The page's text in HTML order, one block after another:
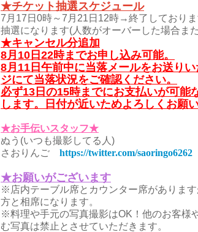
★チケット抽選スケジュール
7月17日0時～7月21日12時→終了しており
抽選になります(人数がオーバーした場合ま
★キャンセル分追加
8月10日22時までお申し込み可能。
8月11日午前中に当落メールをお送り
ジにて当落状況をご確認ください。
必ず13日の15時までにお支払いが可能
します。日付が近いためよろしくお願
★お手伝いスタッフ★
ぬう(いつも撮影してる人)
さおりんご https://twitter.com/saoringo6262
★お願いがございます
※店内テーブル席とカウンター席がありま
方と相席になります。
※料理や手元の写真撮影はOK！他のお客様
む写真は禁止とさせていただきます。